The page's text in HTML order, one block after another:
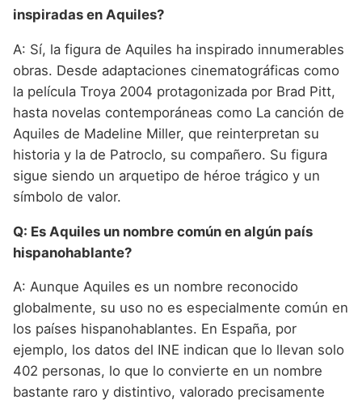
inspiradas en Aquiles?
A: Sí, la figura de Aquiles ha inspirado innumerables
obras. Desde adaptaciones cinematográficas como
la película Troya 2004 protagonizada por Brad Pitt,
hasta novelas contemporáneas como La canción de
Aquiles de Madeline Miller, que reinterpretan su
historia y la de Patroclo, su compañero. Su figura
sigue siendo un arquetipo de héroe trágico y un
símbolo de valor.
Q: Es Aquiles un nombre común en algún país
hispanohablante?
A: Aunque Aquiles es un nombre reconocido
globalmente, su uso no es especialmente común en
los países hispanohablantes. En España, por
ejemplo, los datos del INE indican que lo llevan solo
402 personas, lo que lo convierte en un nombre
bastante raro y distintivo, valorado precisamente